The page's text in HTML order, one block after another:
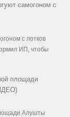
самогоном с
с лотков
ИП, чтобы
площади
Алушты